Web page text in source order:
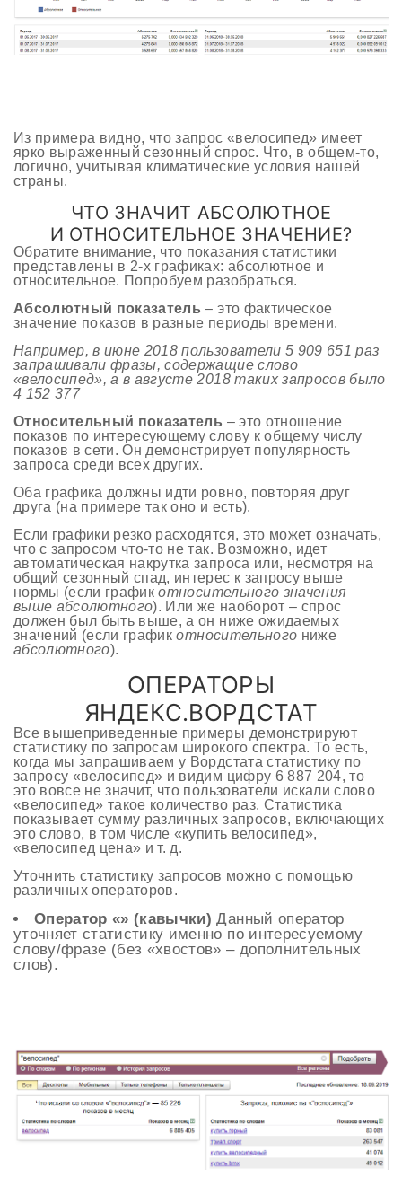
Из примера видно, что запрос «велосипед» имеет
ярко выраженный сезонный спрос. Что, в общем-то,
логично, учитывая климатические условия нашей
страны.
ЧТО ЗНАЧИТ АБСОЛЮТНОЕ
И ОТНОСИТЕЛЬНОЕ ЗНАЧЕНИЕ?
Обратите внимание, что показания статистики
представлены в 2-х графиках: абсолютное и
относительное. Попробуем разобраться.
Абсолютный показатель – это фактическое
значение показов в разные периоды времени.
Например, в июне 2018 пользователи 5 909 651 раз
запрашивали фразы, содержащие слово
«велосипед», а в августе 2018 таких запросов было
4 152 377
Относительный показатель – это отношение
показов по интересующему слову к общему числу
показов в сети. Он демонстрирует популярность
запроса среди всех других.
Оба графика должны идти ровно, повторяя друг
друга (на примере так оно и есть).
Если графики резко расходятся, это может означать,
что с запросом что-то не так. Возможно, идет
автоматическая накрутка запроса или, несмотря на
общий сезонный спад, интерес к запросу выше
нормы (если графикотносительного значения
выше абсолютного). Или же наоборот – спрос
должен был быть выше, а он ниже ожидаемых
значений (если графикотносительного ниже
абсолютного).
ОПЕРАТОРЫ
ЯНДЕКС.ВОРДСТАТ
Все вышеприведенные примеры демонстрируют
статистику по запросам широкого спектра. То есть,
когда мы запрашиваем у Вордстата статистику по
запросу «велосипед» и видим цифру 6 887 204, то
это вовсе не значит, что пользователи искали слово
«велосипед» такое количество раз. Статистика
показывает сумму различных запросов, включающих
это слово, в том числе «купить велосипед»,
«велосипед цена» и т. д.
Уточнить статистику запросов можно с помощью
различных операторов.
Оператор «» (кавычки)Данный оператор
уточняет статистику именно по интересуемому
слову/фразе (без «хвостов» – дополнительных
слов).